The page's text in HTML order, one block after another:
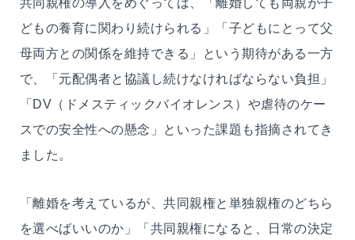
どもの養育に関わり続けられる」「子どもにとって父
母両方との関係を維持できる」という期待がある一方
で、「元配偶者と協議し続けなければならない負担」
「DV（ドメスティックバイオレンス）や虐待のケー
スでの安全性への懸念」といった課題も指摘されてき
ました。
「離婚を考えているが、共同親権と単独親権のどちら
を選べばいいのか」「共同親権になると、日常の決定